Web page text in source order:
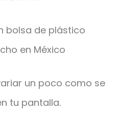
bolsa de plástico
en México
un poco como se
tu pantalla.